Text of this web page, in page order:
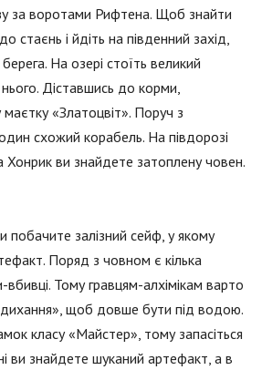
за воротами Рифтена. Щоб знайти
стаєнь і йдіть на південний захід,
На озері стоїть великий
Діставшись до корми,
«Златоцвіт». Поруч з
схожий корабель. На півдорозі
Хонрик ви знайдете затоплену човен.
побачите залізний сейф, у якому
Поряд з човном є кілька
Тому гравцям-алхімікам варто
щоб довше бути під водою.
класу «Майстер», тому запасіться
ви знайдете шуканий артефакт, а в